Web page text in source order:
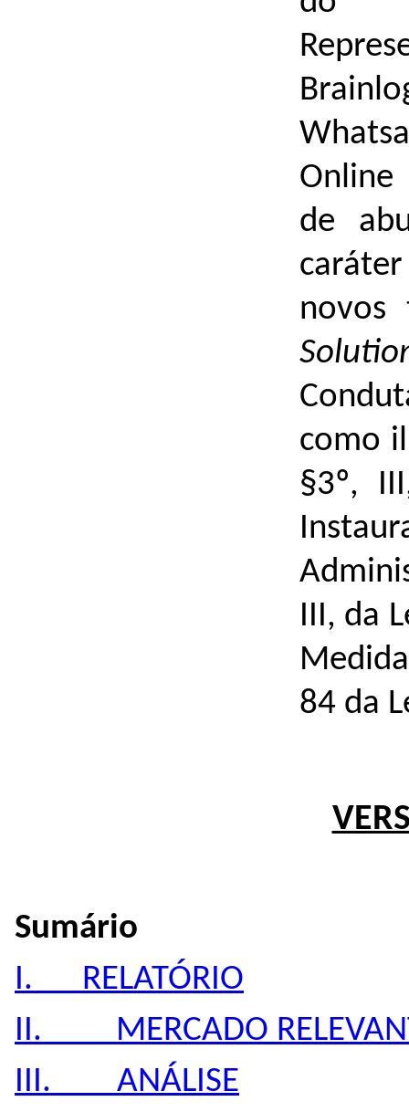
Online
de
como
§3º,
III, da
84 da
Sumário
I. RELATÓRIO
II. MERCADO
III. ANÁLISE